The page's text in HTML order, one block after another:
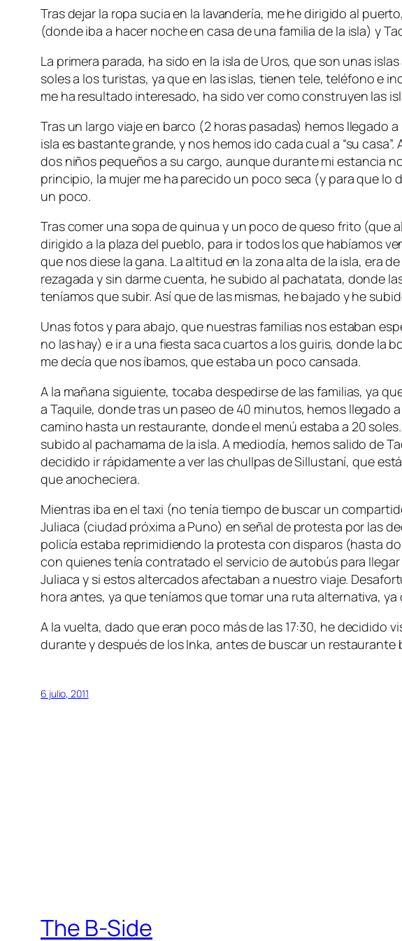
Tras dejar la ropa sucia en la lavandería, me he dirigido al
(donde iba a hacer noche en casa de una familia de la isla) y
La primera parada, ha sido en la isla de Uros, que son unas
soles a los turistas, ya que en las islas, tienen tele, teléfono e
me ha resultado interesado, ha sido ver como construyen las
Tras un largo viaje en barco (2 horas pasadas) hemos llegado
isla es bastante grande, y nos hemos ido cada cual a “su
dos niños pequeños a su cargo, aunque durante mi estancia
principio, la mujer me ha parecido un poco seca (y para que
un poco.
Tras comer una sopa de quinua y un poco de queso frito (que
dirigido a la plaza del pueblo, para ir todos los que habíamos
que nos diese la gana. La altitud en la zona alta de la isla, era
rezagada y sin darme cuenta, he subido al pachatata, donde
teníamos que subir. Así que de las mismas, he bajado y he
Unas fotos y para abajo, que nuestras familias nos estaban
no las hay) e ir a una fiesta saca cuartos a los guiris, donde la
me decía que nos íbamos, que estaba un poco cansada.
A la mañana siguiente, tocaba despedirse de las familias, ya
a Taquile, donde tras un paseo de 40 minutos, hemos
camino hasta un restaurante, donde el menú estaba a 20
subido al pachamama de la isla. A mediodía, hemos salido de
decidido ir rápidamente a ver las chullpas de Sillustaní, que
que anocheciera.
Mientras iba en el taxi (no tenía tiempo de buscar un
Juliaca (ciudad próxima a Puno) en señal de protesta por las
policía estaba reprimidiendo la protesta con disparos (hasta
con quienes tenía contratado el servicio de autobús para
Juliaca y si estos altercados afectaban a nuestro viaje.
hora antes, ya que teníamos que tomar una ruta alternativa,
A la vuelta, dado que eran poco más de las 17:30, he decidido
durante y después de los Inka, antes de buscar un restaurante
6 julio, 2011
The B-Side